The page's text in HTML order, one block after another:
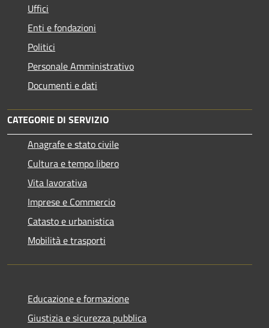
Uffici
Enti e fondazioni
Politici
Personale Amministrativo
Documenti e dati
CATEGORIE DI SERVIZIO
Anagrafe e stato civile
Cultura e tempo libero
Vita lavorativa
Imprese e Commercio
Catasto e urbanistica
Mobilità e trasporti
Educazione e formazione
Giustizia e sicurezza pubblica